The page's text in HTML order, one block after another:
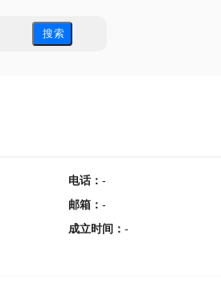
搜 索
电话： -
邮箱 ： -
成立时间 ： -